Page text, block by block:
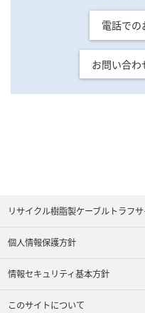
電話での
お問い合わ
リサイクル樹脂製ケーブルトラフ
個人情報保護方針
情報セキュリティ基本方針
このサイトについて